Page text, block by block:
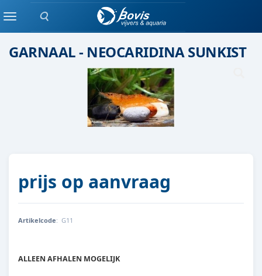
Zoeken
MenuGarnaal / kreeft /slak
GARNAAL - NEOCARIDINA SUNKIST
prijs op aanvraag
Artikelcode: G11
G11
ALLEEN AFHALEN MOGELIJK